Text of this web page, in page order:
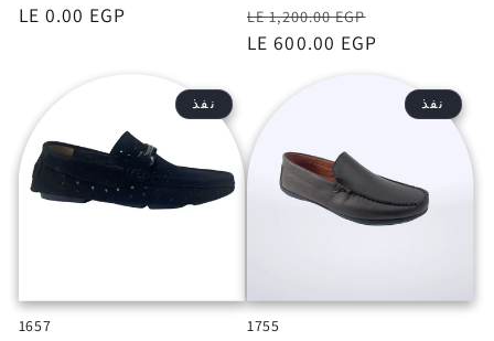
السعر
LE 0.00 EGP السعر
LE 1,200.00 EGP
LE 600.00 EGP
نفذ
1657
نفذ
1755